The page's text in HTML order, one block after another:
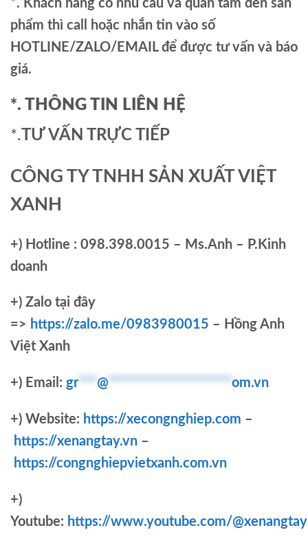
*. Khách hàng có nhu cầu và quan tâm đến sản
phẩm thì call hoặc nhắn tin vào số
HOTLINE/ZALO/EMAIL để được tư vấn và báo
giá.
*. THÔNG TIN LIÊN HỆ
*.TƯ VẤN TRỰC TIẾP
CÔNG TY TNHH SẢN XUẤT VIỆT
XANH
+) Hotline : 098.398.0015 – Ms.Anh – P.Kinh
doanh
+) Zalo tại đây
=> https://zalo.me/0983980015 – Hồng Anh
Việt Xanh
+) Email: gr***@********************om.vn
+) Website: https://xecongnghiep.com –
https://xenangtay.vn –
https://congnghiepvietxanh.com.vn
+)
Youtube: https://www.youtube.com/@xenangtay